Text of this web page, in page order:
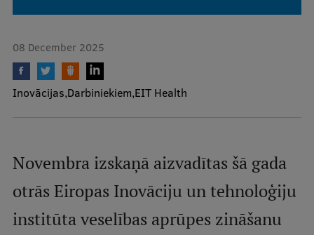
Mobile
galvenā
izvēlne
Undergraduate Programmes
Graduate Medical Training
Admissions
Your Start in Riga
08 December 2025
Inovācijas Darbiniekiem EIT Health
Novembra izskaņā aizvadītas šā gada
otrās Eiropas Inovāciju un tehnoloģiju
institūta veselības aprūpes zināšanu